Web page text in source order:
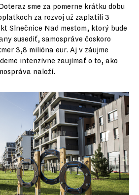
sme za pomerne krátku dobu
za rozvoj už zaplatili 3
Slnečnice Nad mestom, ktorý bude
susediť, samospráve čoskoro
3,8 milióna eur. Aj v záujme
intenzívne zaujímať o to, ako
naloží.